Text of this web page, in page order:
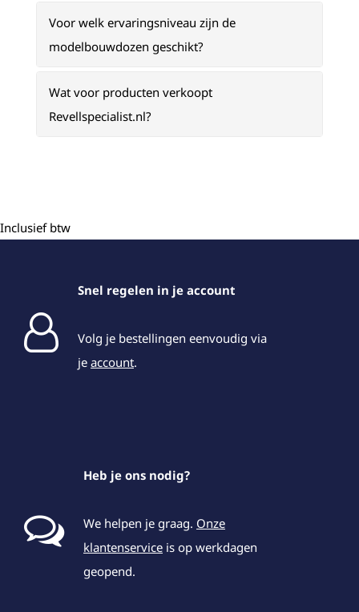
Voor welk ervaringsniveau zijn de
modelbouwdozen geschikt?
Wat voor producten verkoopt
Revellspecialist.nl?
Inclusief btw
Snel regelen in je account
Volg je bestellingen eenvoudig via
je account.
Heb je ons nodig?
We helpen je graag. Onze
klantenservice is op werkdagen
geopend.